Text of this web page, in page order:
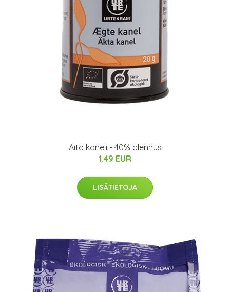
Aito kaneli - 40% alennus
1.49 EUR
LISÄTIETOJA